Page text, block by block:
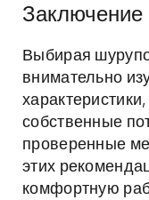
Заключение
Выбирая
внимательно
собственные
проверенные
этих
комфортную